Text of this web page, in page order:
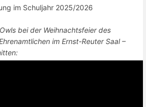
im Schuljahr 2025/2026
bei der Weihnachtsfeier des
im Ernst-Reuter Saal –